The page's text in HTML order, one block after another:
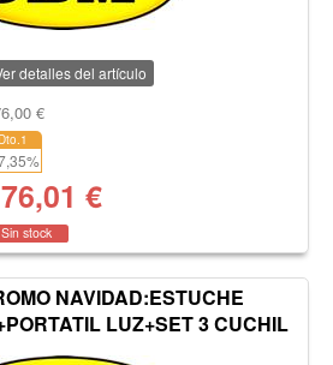
detalles del artículo
€
%
€
Sin stock
NAVIDAD:ESTUCHE
LUZ+SET 3 CUCHIL